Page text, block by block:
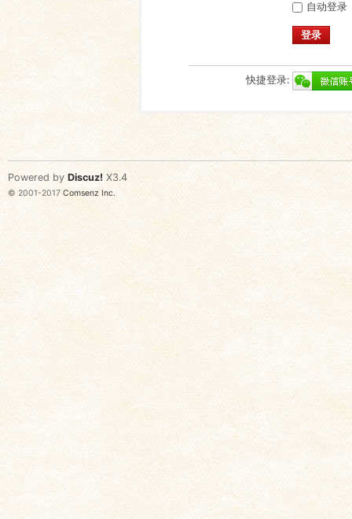
自动登录
登录
快捷登录:
Powered by Discuz! X3.4
© 2001-2017 Comsenz Inc.